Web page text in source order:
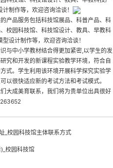
制作等，欢迎咨询洽谈！
产品服务包括科技馆展品、科普产品、科
校园科技馆、科技馆设计、教具、早教科
设计制作等，欢迎咨询洽谈！
与中小学教材结合得更加紧密,以学生的发
究和开发的新课程实验教学环境，符合自
式。学生利用该环境开展科学探究实验学
以很快适应新的考试方法和考试模式。
大成美育联系，我们将为贵单位出具很好
_校园科技馆主体联系方式
校园科技馆